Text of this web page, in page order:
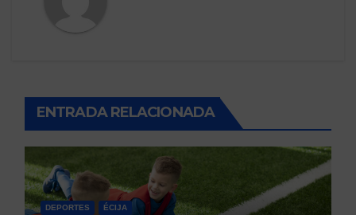
ENTRADA RELACIONADA
DEPORTES ÉCIJA